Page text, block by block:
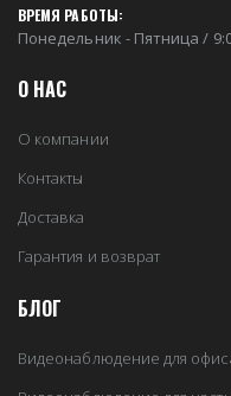
ВРЕМЯ РАБОТЫ:
Понедельник - Пятница /
О НАС
О компании
Контакты
Доставка
Гарантия и возврат
БЛОГ
Видеонаблюдение для